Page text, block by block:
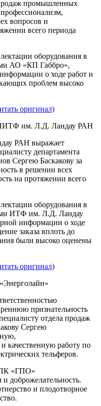
промышленных
вопросов и
всего периода
оборудования в
АО «КП­ Габбро»,
о ходе работ и
проблем высоко
оригинал)
ИТФ им. Л.Д. Ландау РАН
РАН выражает
департамента
Сергею Баскакову за
в решении всех
на протяжении всего
оборудования в
ИТФ им. Л.Д. Ландау
информации о ходе
заказа вплоть до
были высоко оценены
оригинал)
признательность
отдела продаж
Сергею
качественную работу по
тельферов.
«ГПО»
доброжелательность.
и плодотворное